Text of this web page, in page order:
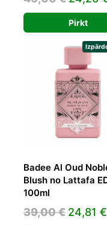
price
was:
45,00
Pirkt
Badee Al Oud
Blush no Lattafa
100ml
39,00€ Original
24,81 €